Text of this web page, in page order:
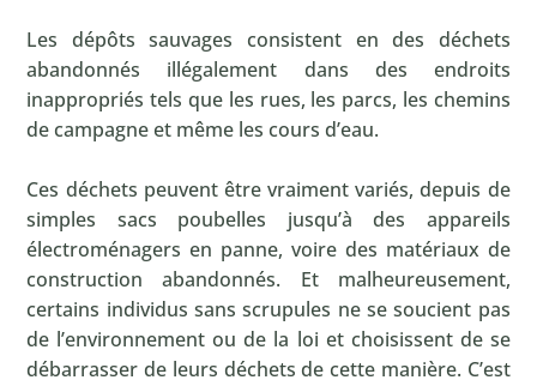
Les dépôts sauvages consistent en des déchets
abandonnés illégalement dans des endroits
inappropriés tels que les rues, les parcs, les chemins
de campagne et même les cours d’eau.
Ces déchets peuvent être vraiment variés, depuis de
simples sacs poubelles jusqu’à des appareils
électroménagers en panne, voire des matériaux de
construction abandonnés. Et malheureusement,
certains individus sans scrupules ne se soucient pas
de l’environnement ou de la loi et choisissent de se
débarrasser de leurs déchets de cette manière. C’est